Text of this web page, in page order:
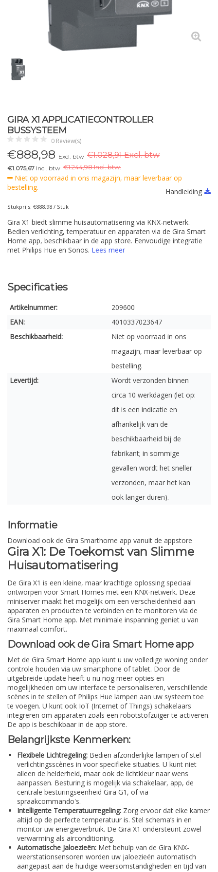
GIRA X1 APPLICATIECONTROLLER
BUSSYSTEEM
0 Review(s)
€888,98 Excl. btw €1.028,91 Excl. btw
€1.075,67 Incl. btw €1.244,98 Incl. btw.
Niet op voorraad in ons magazijn, maar leverbaar op
bestelling.
Handleiding
Stukprijs: €888,98 / Stuk
Gira X1 biedt slimme huisautomatisering via KNX-netwerk.
Bedien verlichting, temperatuur en apparaten via de Gira Smart
Home app, beschikbaar in de app store. Eenvoudige integratie
met Philips Hue en Sonos. Lees meer
Specificaties
Artikelnummer:
209600
EAN:
4010337023647
Beschikbaarheid:
Niet op voorraad in ons
magazijn, maar leverbaar op
bestelling.
Levertijd:
Wordt verzonden binnen
circa 10 werkdagen (let op:
dit is een indicatie en
afhankelijk van de
beschikbaarheid bij de
fabrikant; in sommige
gevallen wordt het sneller
verzonden, maar het kan
ook langer duren).
Informatie
Download ook de Gira Smarthome app vanuit de appstore
Gira X1: De Toekomst van Slimme
Huisautomatisering
De Gira X1 is een kleine, maar krachtige oplossing speciaal
ontworpen voor Smart Homes met een KNX-netwerk. Deze
miniserver maakt het mogelijk om een verscheidenheid aan
apparaten en producten te verbinden en te monitoren via de
Gira Smart Home app. Met minimale inspanning geniet u van
maximaal comfort.
Download ook de Gira Smart Home app
Met de Gira Smart Home app kunt u uw volledige woning onder
controle houden via uw smartphone of tablet. Door de
uitgebreide update heeft u nu nog meer opties en
mogelijkheden om uw interface te personaliseren, verschillende
scènes in te stellen of Philips Hue lampen aan uw systeem toe
te voegen. U kunt ook IoT (Internet of Things) schakelaars
integreren om apparaten zoals een robotstofzuiger te activeren.
De app is beschikbaar in de app store.
Belangrijkste Kenmerken:
Flexibele Lichtregeling: Bedien afzonderlijke lampen of stel
verlichtingsscènes in voor specifieke situaties. U kunt niet
alleen de helderheid, maar ook de lichtkleur naar wens
aanpassen. Besturing is mogelijk via schakelaar, app, de
centrale besturingseenheid Gira G1, of via
spraakcommando's.
Intelligente Temperatuurregeling: Zorg ervoor dat elke kamer
altijd op de perfecte temperatuur is. Stel schema’s in en
monitor uw energieverbruik. De Gira X1 ondersteunt zowel
verwarming als airconditioning.
Automatische Jaloezieën: Met behulp van de Gira KNX-
weerstationsensoren worden uw jaloezieën automatisch
aangepast aan de huidige weersomstandigheden en tijd van